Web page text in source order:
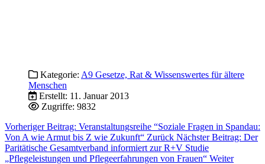
Kategorie: A9 Gesetze, Rat & Wissenswertes für ältere
Menschen
Erstellt: 11. Januar 2013
Zugriffe: 9832
Vorheriger Beitrag: Veranstaltungsreihe “Soziale Fragen in Spandau:
Von A wie Armut bis Z wie Zukunft“ Zurück Nächster Beitrag: Der
Paritätische Gesamtverband informiert zur R+V Studie
„Pflegeleistungen und Pflegeerfahrungen von Frauen“ Weiter